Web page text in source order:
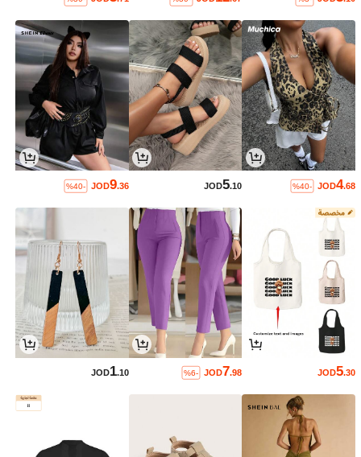
JOD4.68
%40-
JOD5.10
JOD9.36
%40-
JOD5.30
JOD7.98
%6-
JOD1.10